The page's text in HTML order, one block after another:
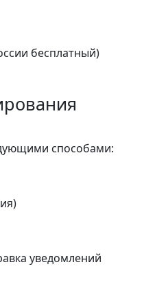
бесплатный)
способами:
уведомлений